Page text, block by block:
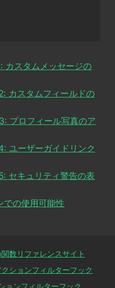
カスタムメッセージの
カスタムフィールドの
プロフィール写真のア
ユーザーガイドリンク
セキュリティ警告の表
での使用可能性
数リファレンスサイト
ションフィルターフック